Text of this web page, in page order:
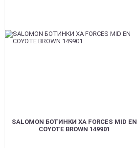
SALOMON БОТИНКИ XA FORCES MID EN
COYOTE BROWN 149901